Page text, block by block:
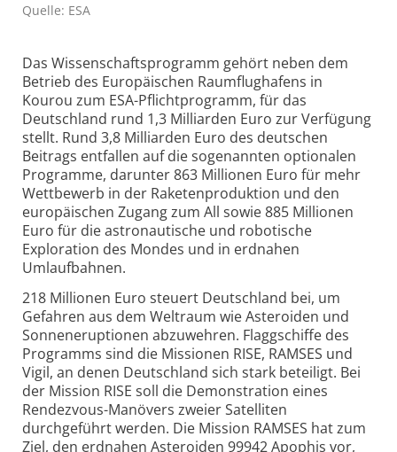
Quelle: ESA
Das Wissenschaftsprogramm gehört neben dem
Betrieb des Europäischen Raumflughafens in
Kourou zum ESA-Pflichtprogramm, für das
Deutschland rund 1,3 Milliarden Euro zur Verfügung
stellt. Rund 3,8 Milliarden Euro des deutschen
Beitrags entfallen auf die sogenannten optionalen
Programme, darunter 863 Millionen Euro für mehr
Wettbewerb in der Raketenproduktion und den
europäischen Zugang zum All sowie 885 Millionen
Euro für die astronautische und robotische
Exploration des Mondes und in erdnahen
Umlaufbahnen.
218 Millionen Euro steuert Deutschland bei, um
Gefahren aus dem Weltraum wie Asteroiden und
Sonneneruptionen abzuwehren. Flaggschiffe des
Programms sind die Missionen RISE, RAMSES und
Vigil, an denen Deutschland sich stark beteiligt. Bei
der Mission RISE soll die Demonstration eines
Rendezvous-Manövers zweier Satelliten
durchgeführt werden. Die Mission RAMSES hat zum
Ziel, den erdnahen Asteroiden 99942 Apophis vor,